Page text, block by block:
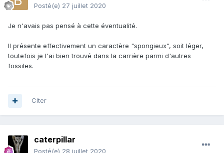
Posté(e) 27 juillet 2020
Je n'avais pas pensé à cette éventualité.
Il présente effectivement un caractère "spongieux", soit léger,
toutefois je l'ai bien trouvé dans la carrière parmi d'autres
fossiles.
Citer
caterpillar
Posté(e) 28 juillet 2020